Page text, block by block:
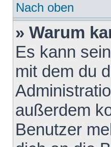
Nach oben
» Warum
Es kann
mit dem du
außerdem
Benutzer